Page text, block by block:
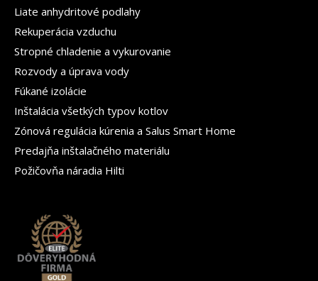
Liate anhydritové podlahy
Rekuperácia vzduchu
Stropné chladenie a vykurovanie
Rozvody a úprava vody
Fúkané izolácie
Inštalácia všetkých typov kotlov
Zónová regulácia kúrenia a Salus Smart Home
Predajňa inštalačného materiálu
Požičovňa náradia Hilti